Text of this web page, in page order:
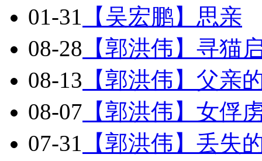
01-31 【吴宏鹏】思亲
08-28 【郭洪伟】寻猫
08-13 【郭洪伟】父亲
08-07 【郭洪伟】女俘
07-31 【郭洪伟】丢失